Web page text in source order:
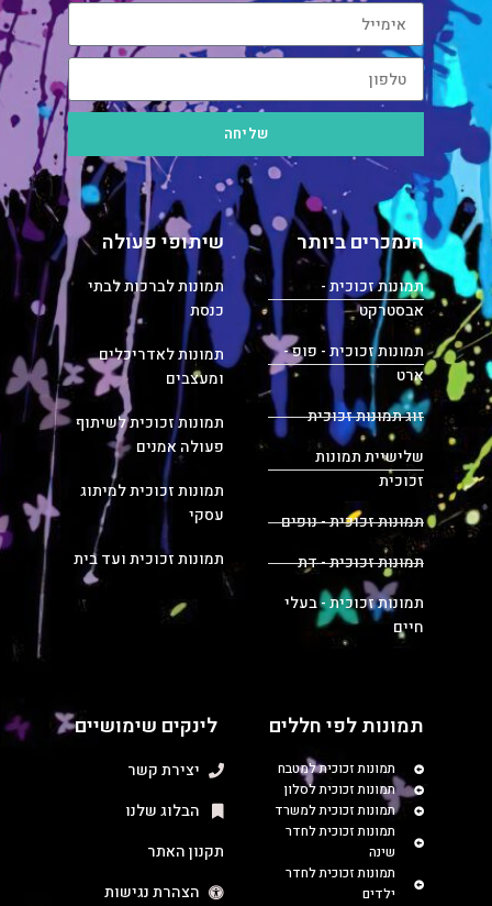
שליחה
הנמכרים ביותר
תמונות זכוכית -
אבסטרקט
תמונות זכוכית - פופ -
ארט
זוג תמונות זכוכית
שלישיית תמונות
זכוכית
תמונות זכוכית - נופים
תמונות זכוכית - דת
תמונות זכוכית - בעלי
חיים
שיתופי פעולה
תמונות לברכות לבתי
כנסת
תמונות לאדריכלים
ומעצבים
תמונות זכוכית לשיתוף
פעולה אמנים
תמונות זכוכית למיתוג
עסקי
תמונות זכוכית ועד בית
תמונות לפי חללים
תמונות זכוכית למטבח
תמונות זכוכית לסלון
תמונות זכוכית למשרד
תמונות זכוכית לחדר
שינה
תמונות זכוכית לחדר
ילדים
לינקים שימושיים
יצירת קשר
הבלוג שלנו
תקנון האתר
הצהרת נגישות